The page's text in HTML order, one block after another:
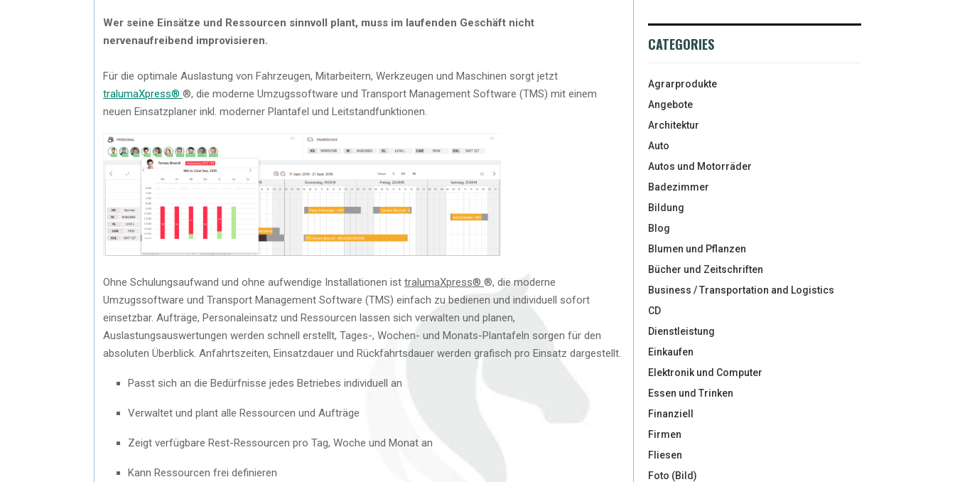
Wer seine Einsätze und Ressourcen sinnvoll plant, muss im laufenden Geschäft nicht
nervenaufreibend improvisieren.
Für die optimale Auslastung von Fahrzeugen, Mitarbeitern, Werkzeugen und Maschinen sorgt jetzt
tralumaXpress® ®, die moderne Umzugssoftware und Transport Management Software (TMS) mit einem
neuen Einsatzplaner inkl. moderner Plantafel und Leitstandfunktionen.
Ohne Schulungsaufwand und ohne aufwendige Installationen ist tralumaXpress® ®, die moderne
Umzugssoftware und Transport Management Software (TMS) einfach zu bedienen und individuell sofort
einsetzbar. Aufträge, Personaleinsatz und Ressourcen lassen sich verwalten und planen,
Auslastungsauswertungen werden schnell erstellt, Tages-, Wochen- und Monats-Plantafeln sorgen für den
absoluten Überblick. Anfahrtszeiten, Einsatzdauer und Rückfahrtsdauer werden grafisch pro Einsatz dargestellt.
Passt sich an die Bedürfnisse jedes Betriebes individuell an
Verwaltet und plant alle Ressourcen und Aufträge
Zeigt verfügbare Rest-Ressourcen pro Tag, Woche und Monat an
Kann Ressourcen frei definieren
CATEGORIES
Agrarprodukte
Angebote
Architektur
Auto
Autos und Motorräder
Badezimmer
Bildung
Blog
Blumen und Pflanzen
Bücher und Zeitschriften
Business / Transportation and Logistics
CD
Dienstleistung
Einkaufen
Elektronik und Computer
Essen und Trinken
Finanziell
Firmen
Fliesen
Foto (Bild)